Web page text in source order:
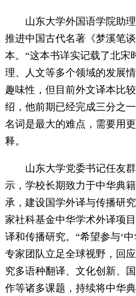
山东大学外国语学院助理
推进中国古代名著《梦溪笔
本。“这本书详实记载了北宋
理、人文等多个领域的发展
趣味性，但目前外文译本比
绍，他前期已经完成三分之
名词是最大的难点，需要用
释。
山东大学党委书记任友群
示，学校长期致力于中华典
承，建设国学外译与传播研
家社科基金中华学术外译项
译和传播研究。“希望参与‘
专家团队立足全球视野，回
究多语种翻译、文化创新、
作等诸多课题，持续将中华